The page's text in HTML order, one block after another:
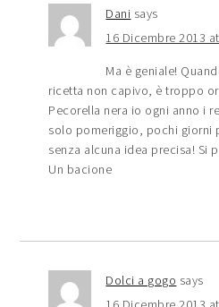
Dani says
16 Dicembre 2013
Ma è geniale!
ricetta non capivo, è troppo
Pecorella nera io ogni anno i
solo pomeriggio, pochi giorni
senza alcuna idea precisa! Si
Un bacione
Dolci a gogo says